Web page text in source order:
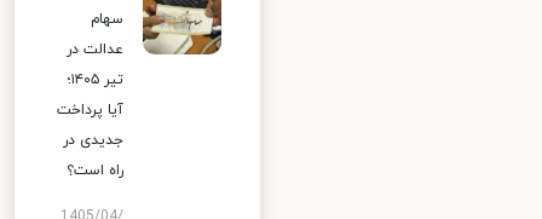
سهام
عدالت در
تیر ۱۴۰۵؛
آیا پرداخت
جدیدی در
راه است؟